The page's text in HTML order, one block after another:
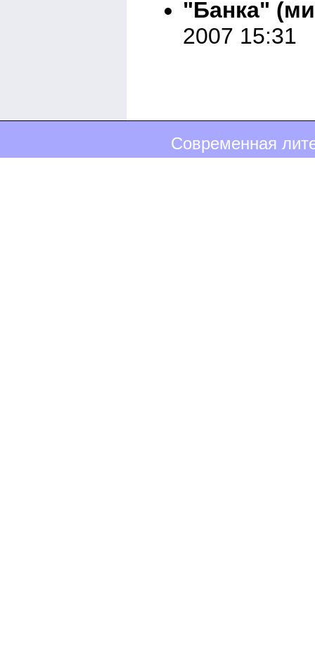
"Банка"
2007 15:31
Современная